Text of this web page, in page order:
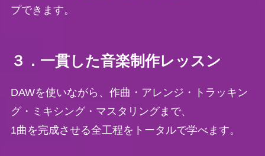
プできます。
３．一貫した音楽制作レッスン
DAWを使いながら、作曲・アレンジ・トラッキン
グ・ミキシング・マスタリングまで、
1曲を完成させる全工程をトータルで学べます。